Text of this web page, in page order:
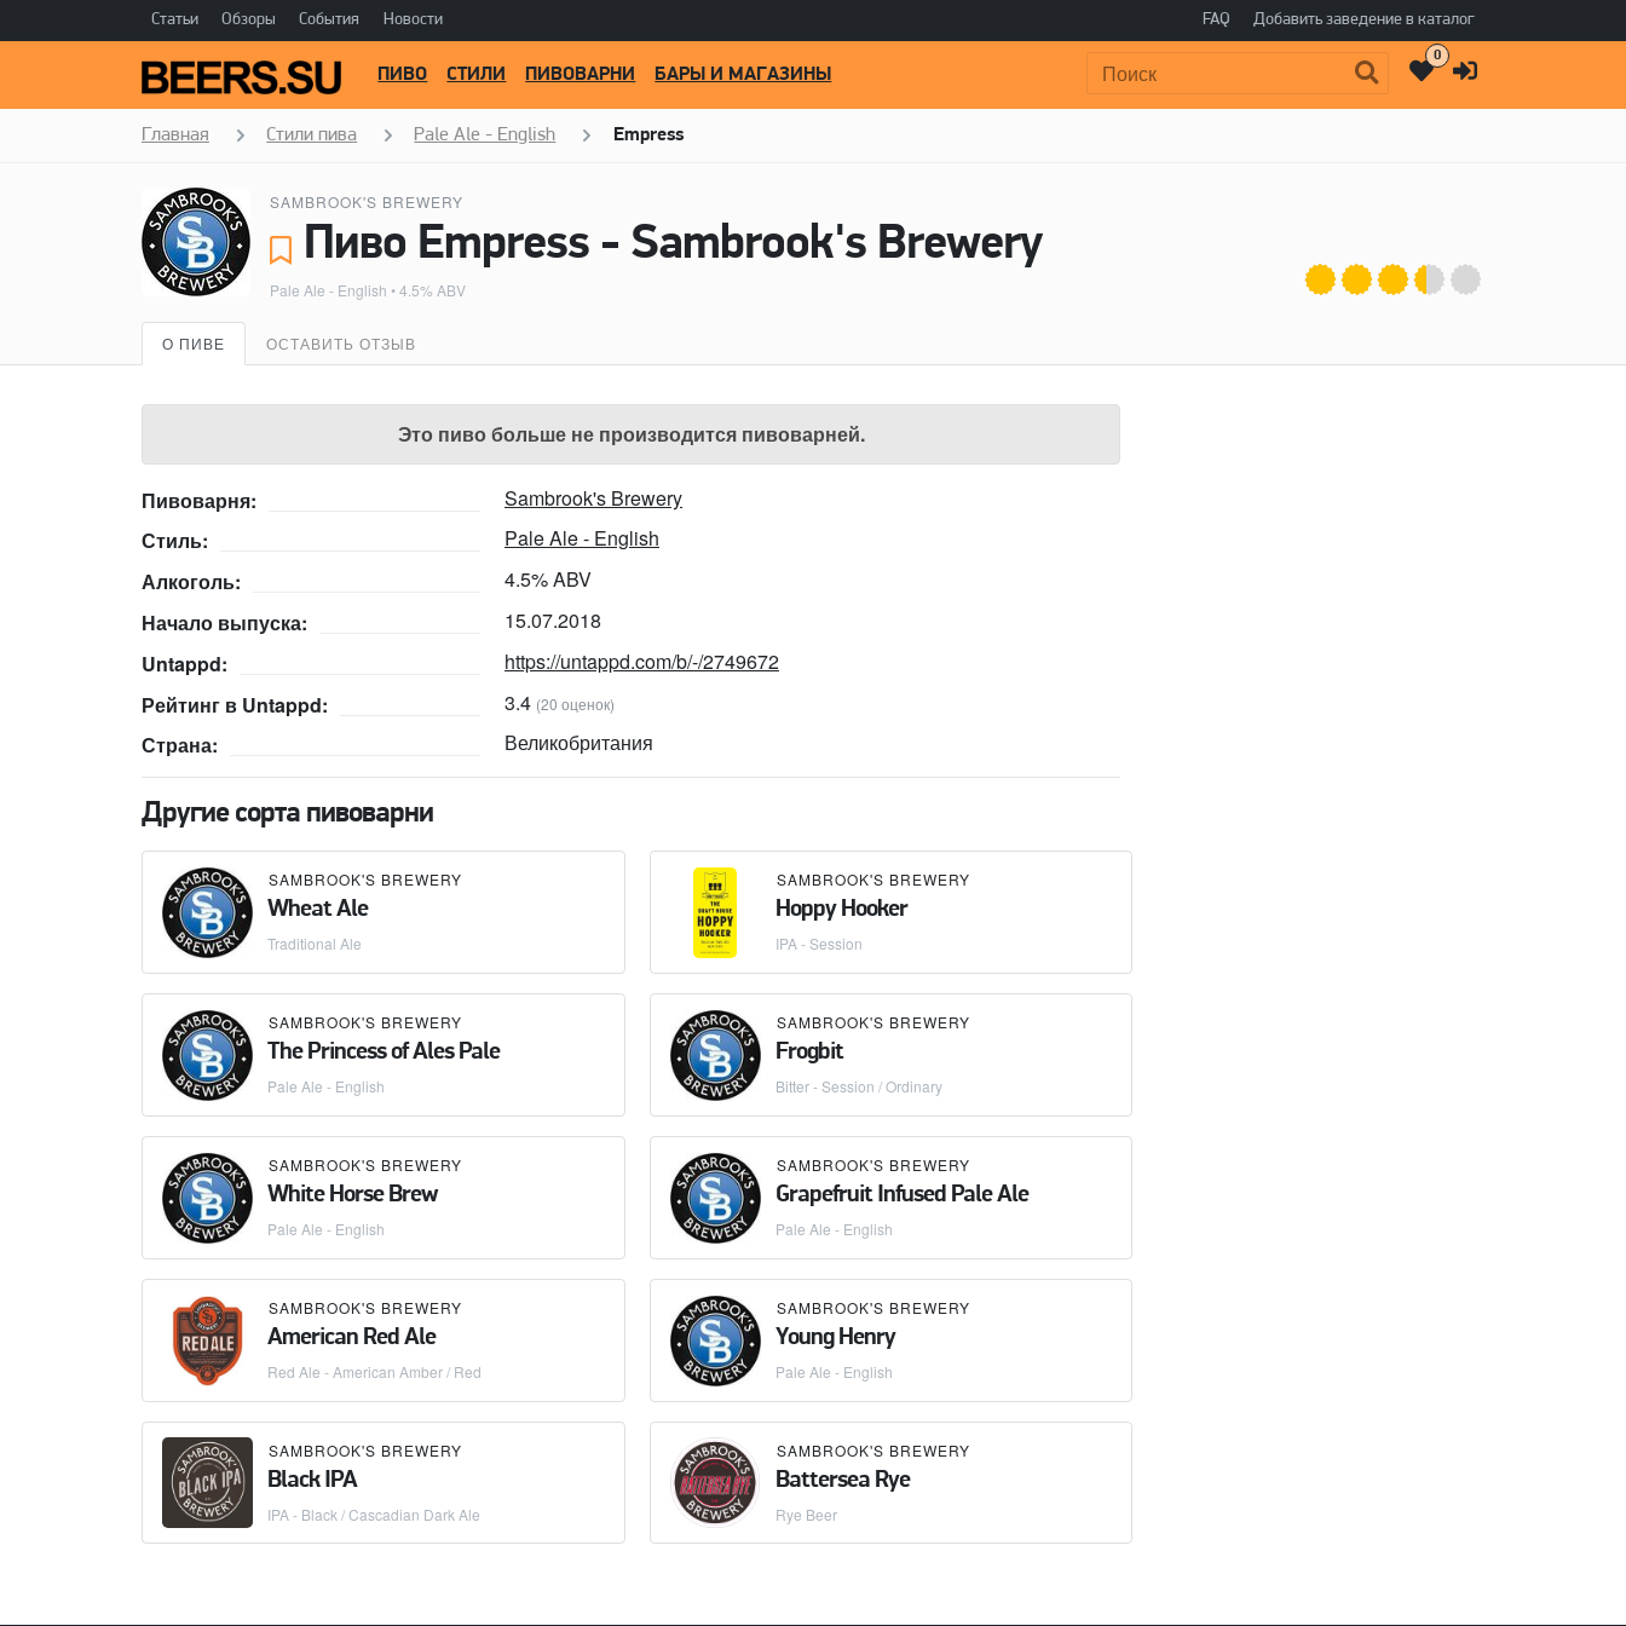
Статьи Обзоры События Новости FAQ Добавить заведение в каталог
Поиск:
ПИВО СТИЛИ ПИВОВАРНИ БАРЫ И МАГАЗИНЫ
0
Главная Стили пива Pale Ale - English Empress
SAMBROOK'S BREWERY
Пиво Empress - Sambrook's Brewery
Pale Ale - English • 4.5% ABV
О ПИВЕ ОСТАВИТЬ ОТЗЫВ
Это пиво больше не производится пивоварней.
Пивоварня:
Sambrook's Brewery
Стиль:
Pale Ale - English
Алкоголь:
4.5% ABV
Начало выпуска:
15.07.2018
Untappd:
https://untappd.com/b/-/2749672
Рейтинг в Untappd:
3.4 (20 оценок)
Страна: Великобритания
Другие сорта пивоварни
SAMBROOK'S BREWERY
Wheat Ale
Traditional Ale
SAMBROOK'S BREWERY
Hoppy Hooker
IPA - Session
SAMBROOK'S BREWERY
The Princess of Ales Pale
Pale Ale - English
SAMBROOK'S BREWERY
Frogbit
Bitter - Session / Ordinary
SAMBROOK'S BREWERY
White Horse Brew
Pale Ale - English
SAMBROOK'S BREWERY
Grapefruit Infused Pale Ale
Pale Ale - English
SAMBROOK'S BREWERY
American Red Ale
Red Ale - American Amber / Red
SAMBROOK'S BREWERY
Young Henry
Pale Ale - English
SAMBROOK'S BREWERY
Black IPA
IPA - Black / Cascadian Dark Ale
SAMBROOK'S BREWERY
Battersea Rye
Rye Beer